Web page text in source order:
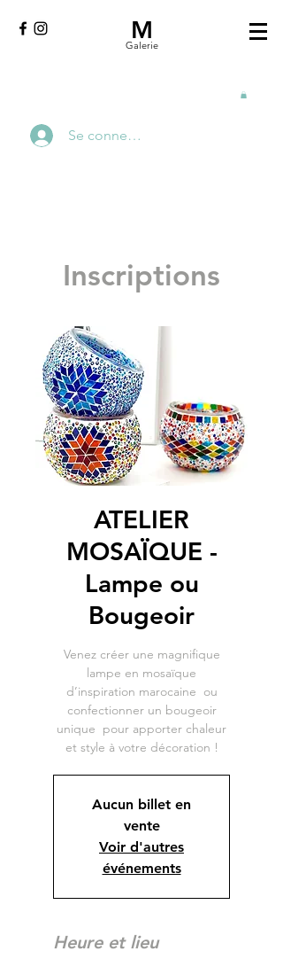
M
Galerie
Se connecter
Inscriptions
ATELIER
MOSAÏQUE -
Lampe ou
Bougeoir
Venez créer une magnifique
lampe en mosaïque
d’inspiration marocaine ou
confectionner un bougeoir
unique pour apporter chaleur
et style à votre décoration !
Aucun billet en
vente
Voir d'autres
événements
Heure et lieu